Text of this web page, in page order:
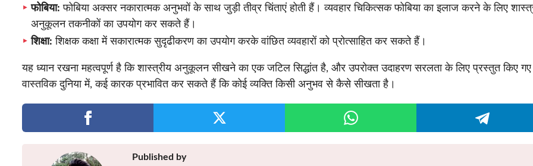
फोबिया: फोबिया अक्सर नकारात्मक अनुभवों के साथ जुड़ी तीव्र चिंताएं होती हैं। व्यवहार चिकित्सक फोबिया का इलाज करने के लिए
अनुकूलन तकनीकों का उपयोग कर सकते हैं।
शिक्षा: शिक्षक कक्षा में सकारात्मक सुदृढीकरण का उपयोग करके वांछित व्यवहारों को प्रोत्साहित कर सकते हैं।
यह ध्यान रखना महत्वपूर्ण है कि शास्त्रीय अनुकूलन सीखने का एक जटिल सिद्धांत है, और उपरोक्त उदाहरण सरलता के लिए प्रस्तुत किए गए
वास्तविक दुनिया में, कई कारक प्रभावित कर सकते हैं कि कोई व्यक्ति किसी अनुभव से कैसे सीखता है।
Published by